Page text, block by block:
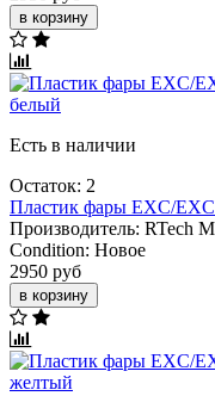
в корзину
Есть в наличии
Остаток: 2
Пластик фары EXC/
Производитель: RTech
Condition: Новое
2950 руб
в корзину